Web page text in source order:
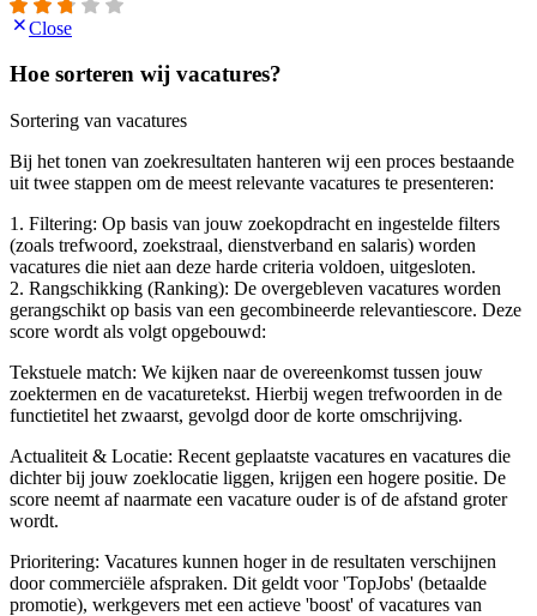
Close
Hoe sorteren wij vacatures?
Sortering van vacatures
Bij het tonen van zoekresultaten hanteren wij een proces bestaande
uit twee stappen om de meest relevante vacatures te presenteren:
1. Filtering: Op basis van jouw zoekopdracht en ingestelde filters
(zoals trefwoord, zoekstraal, dienstverband en salaris) worden
vacatures die niet aan deze harde criteria voldoen, uitgesloten.
2. Rangschikking (Ranking): De overgebleven vacatures worden
gerangschikt op basis van een gecombineerde relevantiescore. Deze
score wordt als volgt opgebouwd:
Tekstuele match: We kijken naar de overeenkomst tussen jouw
zoektermen en de vacaturetekst. Hierbij wegen trefwoorden in de
functietitel het zwaarst, gevolgd door de korte omschrijving.
Actualiteit & Locatie: Recent geplaatste vacatures en vacatures die
dichter bij jouw zoeklocatie liggen, krijgen een hogere positie. De
score neemt af naarmate een vacature ouder is of de afstand groter
wordt.
Prioritering: Vacatures kunnen hoger in de resultaten verschijnen
door commerciële afspraken. Dit geldt voor 'TopJobs' (betaalde
promotie), werkgevers met een actieve 'boost' of vacatures van